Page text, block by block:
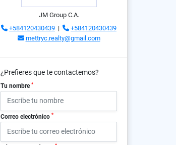
JM Group C.A.
+584120430439 |
+584120430439
mettryc.realty@gmail.com
¿Prefieres que te contactemos?
Tu nombre *
Correo electrónico *